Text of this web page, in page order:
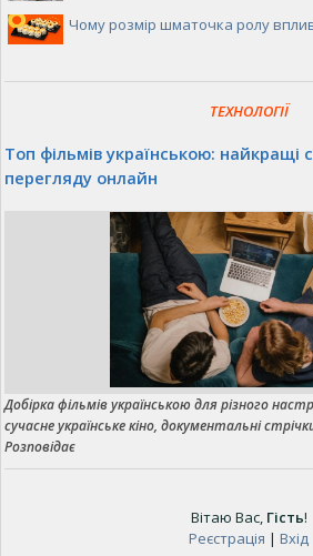
Чому розмір шматочка ролу
ТЕХНОЛОГІЇ
Топ фільмів українською: найкращі
перегляду онлайн
Добірка фільмів українською для різного
сучасне українське кіно, документальні
Розповідає
Вітаю Вас, Гість!
Реєстрація | Вхід